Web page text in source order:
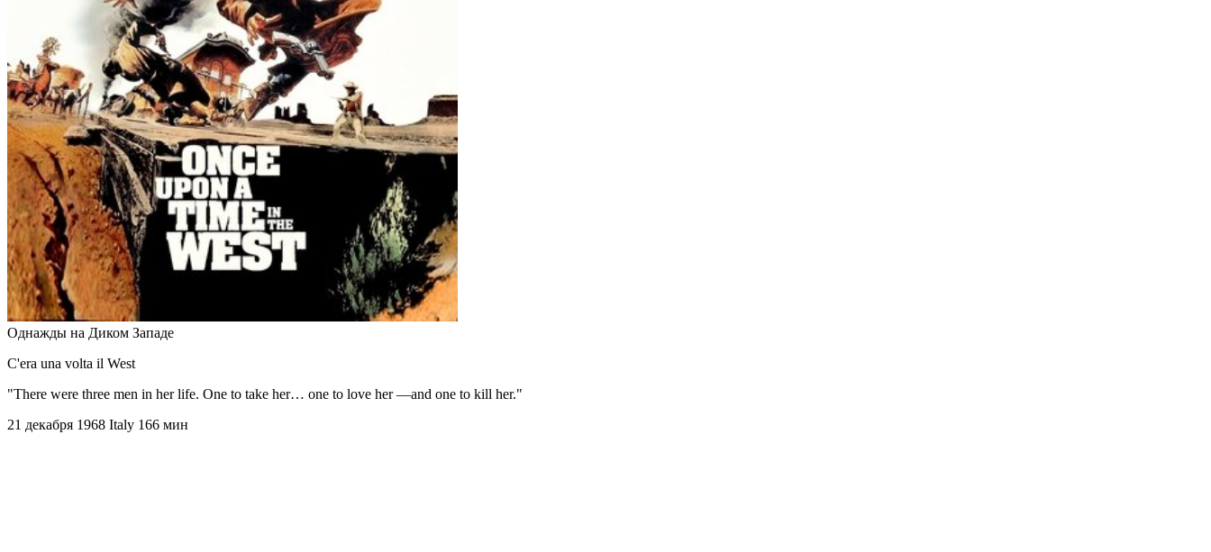
Однажды на Диком Западе
C'era una volta il West
"There were three men in her life. One to take her… one to love her —and one to kill her."
21 декабря 1968 Italy 166 мин